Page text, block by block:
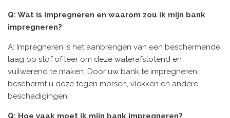
Q: Wat is impregneren en waarom zou ik mijn bank
impregneren?
A: Impregneren is het aanbrengen van een beschermende
laag op stof of leer om deze waterafstotend en
vuilwerend te maken. Door uw bank te impregneren,
beschermt u deze tegen morsen, vlekken en andere
beschadigingen.
Q: Hoe vaak moet ik mijn bank impregneren?